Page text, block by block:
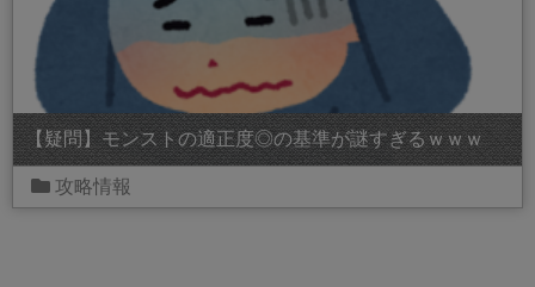
【疑問】モンストの適正度◎の基準が謎すぎるｗｗｗ
攻略情報